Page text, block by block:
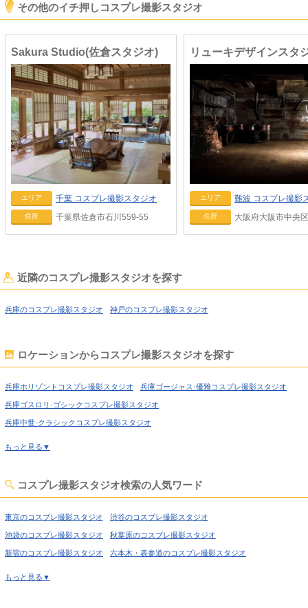
その他のイチ押しコスプレ撮影スタジオ
Sakura Studio(佐倉スタジオ)
エリア 千葉 コスプレ撮影スタジオ
住所 千葉県佐倉市石川559-55
エリア 難波 コスプレ撮影
住所 大阪府大阪市中央
近隣のコスプレ撮影スタジオを探す
兵庫のコスプレ撮影スタジオ 神戸のコスプレ撮影スタジオ
ロケーションからコスプレ撮影スタジオを探す
兵庫ホリゾントコスプレ撮影スタジオ 兵庫ゴージャス·優雅コスプレ撮影スタジオ
兵庫ゴスロリ·ゴシックコスプレ撮影スタジオ
兵庫中世·クラシックコスプレ撮影スタジオ
兵庫屋上·バルコニーコスプレ撮影スタジオ
兵庫アイドルステージコスプレ撮影スタジオ 兵庫廃墟·工場跡コスプレ撮影スタジオ
兵庫大正ロマン·昭和レトロコスプレ撮影スタジオ
兵庫カフェ·レストラン·バーコスプレ撮影スタジオ
もっと見る▼
コスプレ撮影スタジオ検索の人気ワード
東京のコスプレ撮影スタジオ 渋谷のコスプレ撮影スタジオ
池袋のコスプレ撮影スタジオ 秋葉原のコスプレ撮影スタジオ
新宿のコスプレ撮影スタジオ 六本木・表参道のコスプレ撮影スタジオ
もっと見る▼